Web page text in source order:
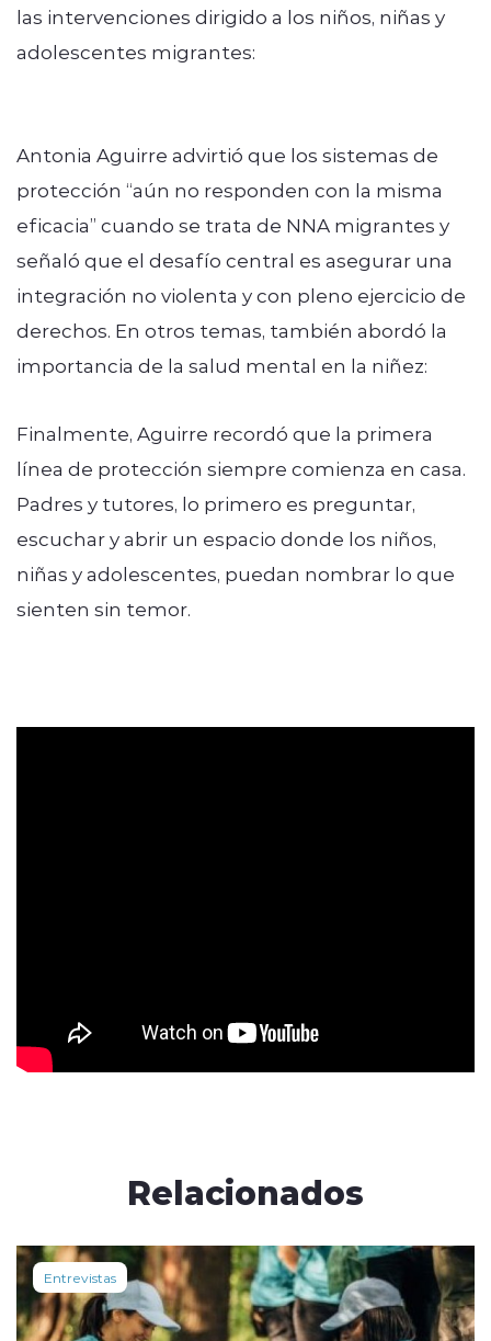
las intervenciones dirigido a los niños, niñas y
adolescentes migrantes:
Antonia Aguirre advirtió que los sistemas de
protección “aún no responden con la misma
eficacia” cuando se trata de NNA migrantes y
señaló que el desafío central es asegurar una
integración no violenta y con pleno ejercicio de
derechos. En otros temas, también abordó la
importancia de la salud mental en la niñez:
Finalmente, Aguirre recordó que la primera
línea de protección siempre comienza en casa.
Padres y tutores, lo primero es preguntar,
escuchar y abrir un espacio donde los niños,
niñas y adolescentes, puedan nombrar lo que
sienten sin temor.
Relacionados
Entrevistas